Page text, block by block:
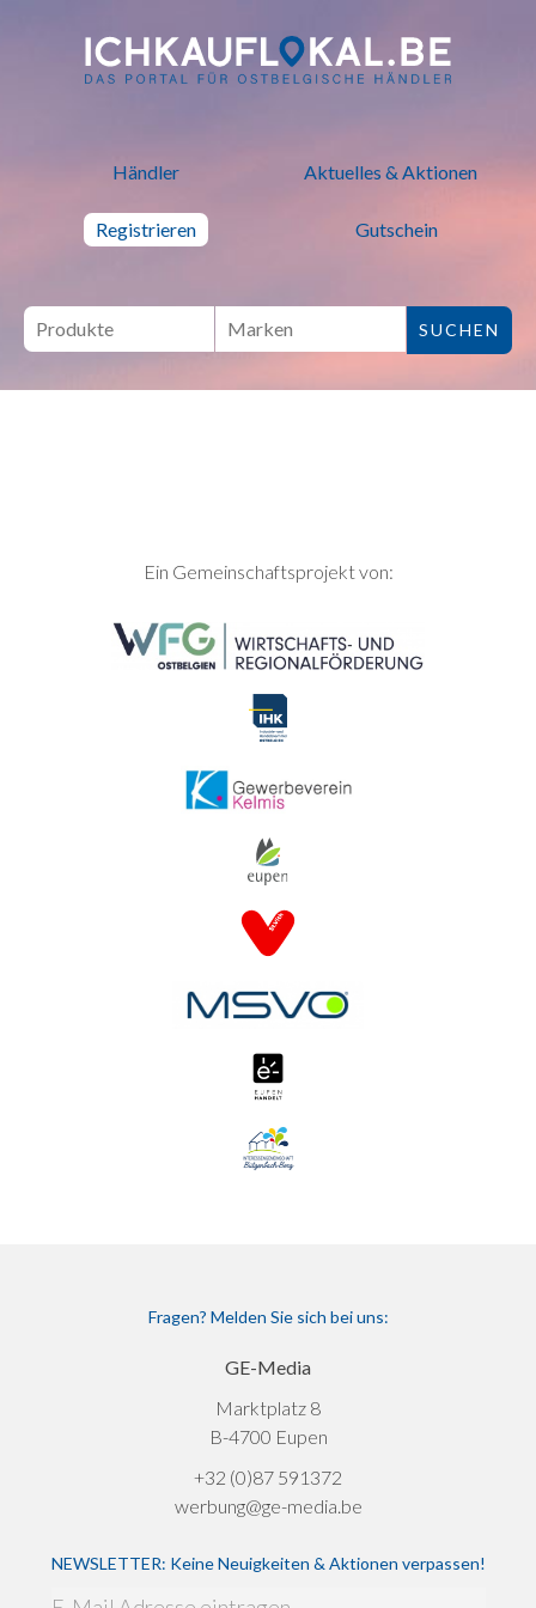
ich kauf lokal - Bei lokalen
Händler Aktuelles & Aktionen
Registrieren Gutschein
SEITENFUSSEin Gemeinschaftsprojekt von:
Fragen? Melden Sie sich bei uns:
GE-Media
Marktplatz 8
B-4700 Eupen
+32 (0)87 591372
werbung@ge-media.be
NEWSLETTER: Keine Neuigkeiten & Aktionen verpassen!